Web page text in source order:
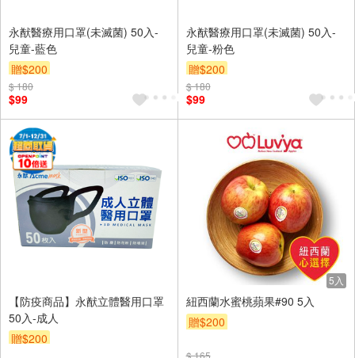
永猷醫療用口罩(未滅菌) 50入-
兒童-藍色
贈$200
$ 180
$99
永猷醫療用口罩(未滅菌) 50入-
兒童-粉色
贈$200
$ 180
$99
【防疫商品】永猷立體醫用口罩
50入-成人
贈$200
5入
紐西蘭水蜜桃蘋果#90 5入
贈$200
$ 165